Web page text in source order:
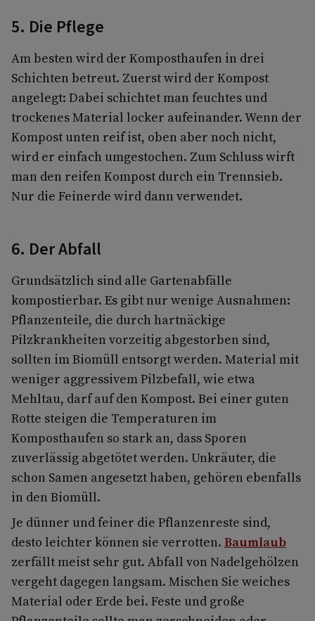
5. Die Pflege
Am besten wird der Komposthaufen in drei
Schichten betreut. Zuerst wird der Kompost
angelegt: Dabei schichtet man feuchtes und
trockenes Material locker aufeinander. Wenn der
Kompost unten reif ist, oben aber noch nicht,
wird er einfach umgestochen. Zum Schluss wirft
man den reifen Kompost durch ein Trennsieb.
Nur die Feinerde wird dann verwendet.
6. Der Abfall
Grundsätzlich sind alle Gartenabfälle
kompostierbar. Es gibt nur wenige Ausnahmen:
Pflanzenteile, die durch hartnäckige
Pilzkrankheiten vorzeitig abgestorben sind,
sollten im Biomüll entsorgt werden. Material mit
weniger aggressivem Pilzbefall, wie etwa
Mehltau, darf auf den Kompost. Bei einer guten
Rotte steigen die Temperaturen im
Komposthaufen so stark an, dass Sporen
zuverlässig abgetötet werden. Unkräuter, die
schon Samen angesetzt haben, gehören ebenfalls
in den Biomüll.
Je dünner und feiner die Pflanzenreste sind,
desto leichter können sie verrotten. Baumlaub
zerfällt meist sehr gut. Abfall von Nadelgehölzen
vergeht dagegen langsam. Mischen Sie weiches
Material oder Erde bei. Feste und große